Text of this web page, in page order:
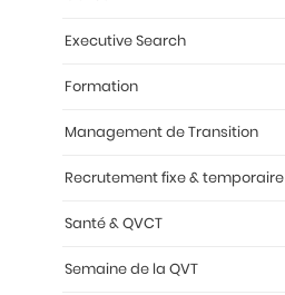
Executive Search
Formation
Management de Transition
Recrutement fixe & temporaire
Santé & QVCT
Semaine de la QVT